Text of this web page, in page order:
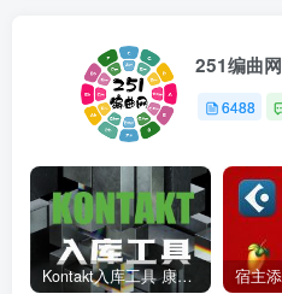
251编曲网
6488
Kontakt入库工具 康泰克入库教程